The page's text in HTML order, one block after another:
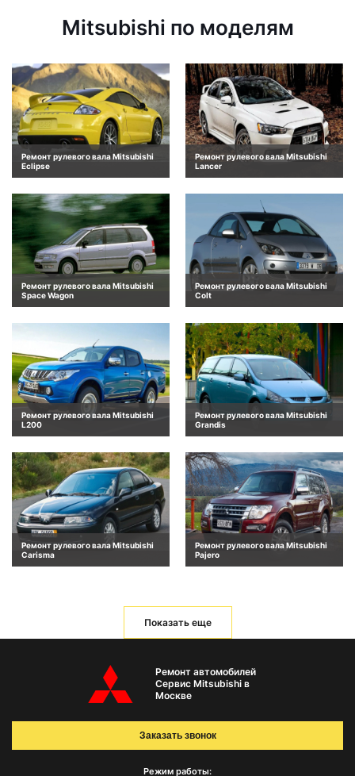
Mitsubishi по моделям
Ремонт рулевого вала Mitsubishi
Eclipse
Ремонт рулевого вала Mitsubishi
Lancer
Ремонт рулевого вала Mitsubishi
Space Wagon
Ремонт рулевого вала Mitsubishi
Colt
Ремонт рулевого вала Mitsubishi
L200
Ремонт рулевого вала Mitsubishi
Grandis
Ремонт рулевого вала Mitsubishi
Carisma
Ремонт рулевого вала Mitsubishi
Pajero
Показать еще
Ремонт автомобилей
Сервис Mitsubishi в
Москве
Режим работы:
Заказать звонок